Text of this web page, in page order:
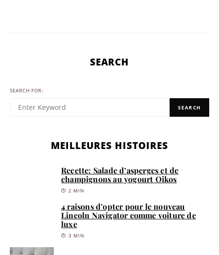
SEARCH
SEARCH FOR:
SEARCH
MEILLEURES HISTOIRES
Recette: Salade d’asperges et de
champignons au yogourt Oikos
2 MIN
4 raisons d’opter pour le nouveau
Lincoln Navigator comme voiture de
luxe
3 MIN